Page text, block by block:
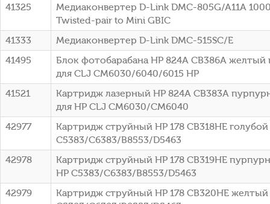
41325
Медиаконвертер D-Link DMC-805G/A11A
Twisted-pair to Mini GBIC
41333
Медиаконвертер D-Link DMC-515SC/E
41495
Блок фотобарабана HP 824A CB386A желтый
для CLJ CM6030/6040/6015 HP
41521
Картридж лазерный HP 824A CB383A
для HP CLJ CM6030/CM6040
42977
Картридж струйный HP 178 CB318HE голубой
C5383/C6383/B8553/D5463
42978
Картридж струйный HP 178 CB319HE
HP C5383/C6383/B8553/D5463
42979
Картридж струйный HP 178 CB320HE желтый